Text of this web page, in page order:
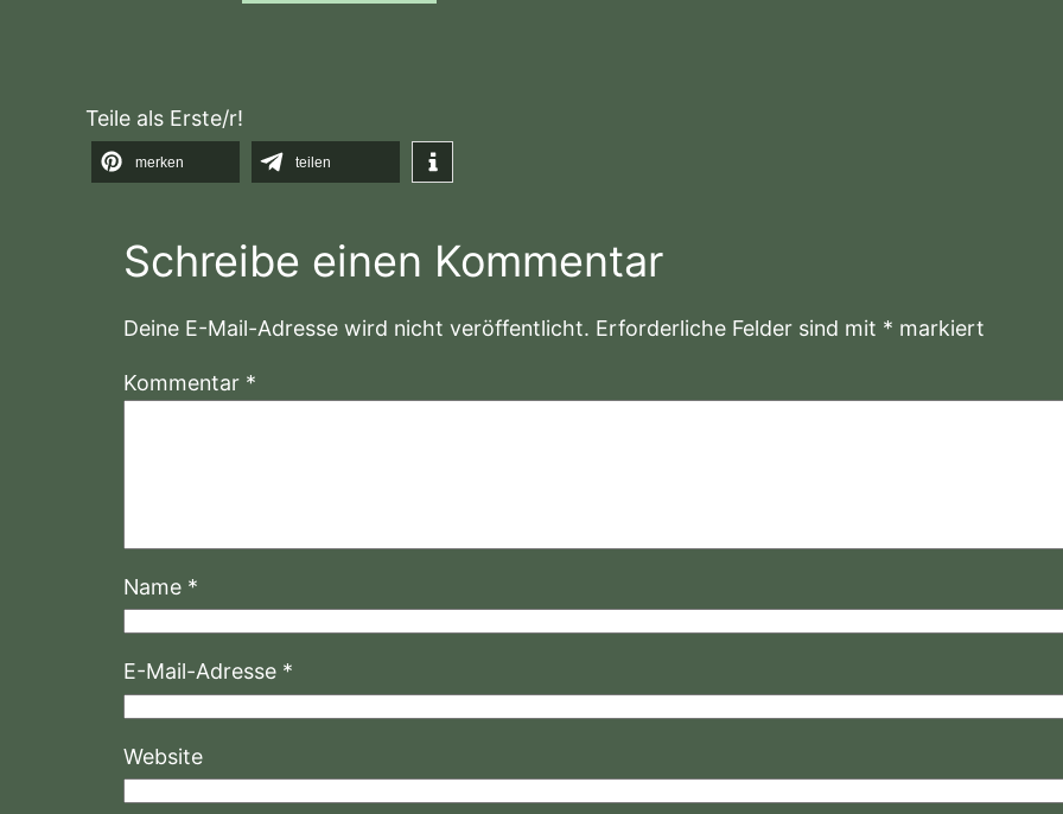
Teile als Erste/r!
merken teilen
Schreibe einen Kommentar
Deine E-Mail-Adresse wird nicht veröffentlicht. Erforderliche Felder sind mit * markiert
Kommentar *
Name *
E-Mail-Adresse *
Website